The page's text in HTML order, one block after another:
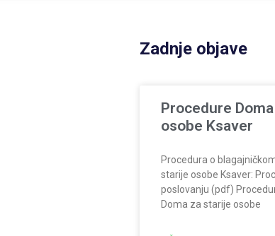
Zadnje objave
Procedure
osobe Ksaver
Procedura o
starije osobe Ksaver:
poslovanju (pdf)
Doma za starije osobe